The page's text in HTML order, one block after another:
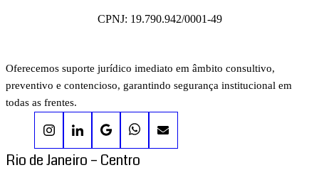
CPNJ: 19.790.942/0001-49
Oferecemos suporte jurídico imediato em âmbito consultivo,
preventivo e contencioso, garantindo segurança institucional em
todas as frentes.
Rio de Janeiro – Centro